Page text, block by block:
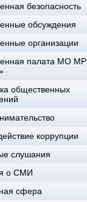
безопасность
обсуждения
организации
палата МО МР
общественных
коррупции
слушания
о СМИ
сфера